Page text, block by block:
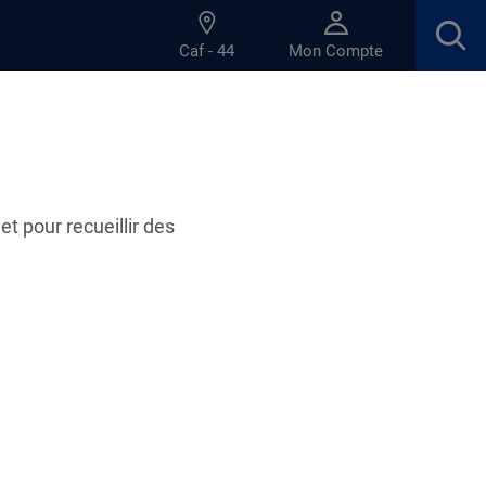
pour recueillir des
Caf - 44 Mon Compte